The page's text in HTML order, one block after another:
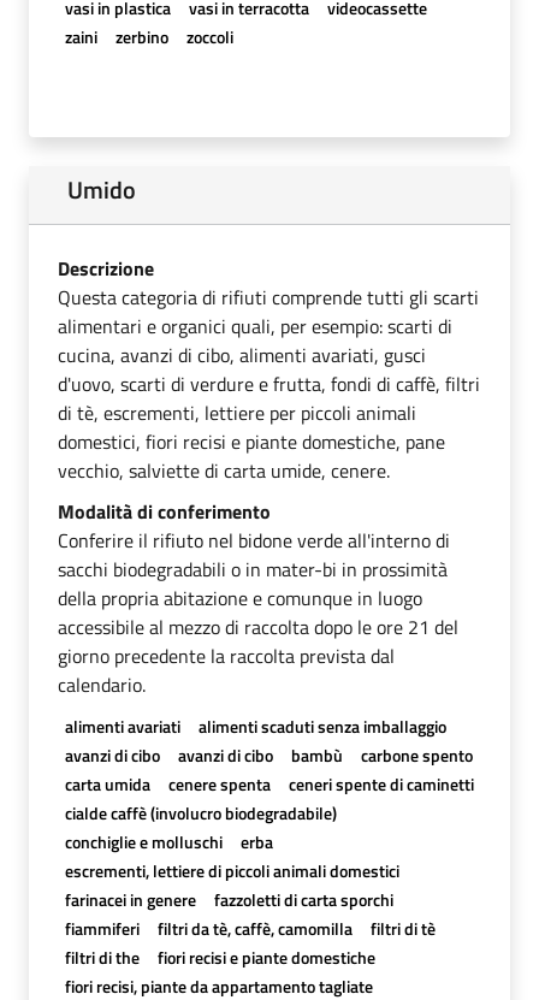
vasi in plastica
vasi in terracotta
videocassette
zaini
zerbino zoccoli
Umido
Descrizione
Questa categoria di rifiuti comprende tutti gli scarti
alimentari e organici quali, per esempio: scarti di
cucina, avanzi di cibo, alimenti avariati, gusci
d'uovo, scarti di verdure e frutta, fondi di caffè, filtri
di tè, escrementi, lettiere per piccoli animali
domestici, fiori recisi e piante domestiche, pane
vecchio, salviette di carta umide, cenere.
Modalità di conferimento
Conferire il rifiuto nel bidone verde all'interno di
sacchi biodegradabili o in mater-bi in prossimità
della propria abitazione e comunque in luogo
accessibile al mezzo di raccolta dopo le ore 21 del
giorno precedente la raccolta prevista dal
calendario.
alimenti avariati
alimenti scaduti senza imballaggio
avanzi di cibo
avanzi di cibo bambù
carbone spento
carta umida
cenere spenta
ceneri spente di caminetti
cialde caffè (involucro biodegradabile)
conchiglie e molluschi
erba
escrementi, lettiere di piccoli animali domestici
farinacei in genere
fazzoletti di carta sporchi
fiammiferi
filtri da tè, caffè, camomilla
filtri di tè
filtri di the
fiori recisi e piante domestiche
fiori recisi, piante da appartamento tagliate